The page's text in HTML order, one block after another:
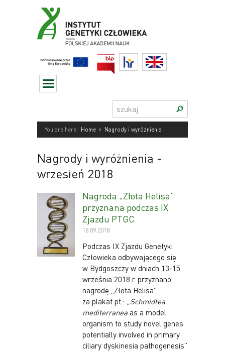
BIP HR
Szukaj:
You are here: Home › Nagrody i wyróżnienia
Nagrody i wyróżnienia -
wrzesień 2018
Nagroda „Złota Helisa”
przyznana podczas IX
Zjazdu PTGC
18.09.2018
Podczas IX Zjazdu Genetyki
Człowieka odbywającego się
w Bydgoszczy w dniach 13-15
września 2018 r. przyznano
nagrodę „Złota Helisa”
za plakat pt.: „Schmidtea
mediterranea as a model
organism to study novel genes
potentially involved in primary
ciliary dyskinesia pathogenesis”